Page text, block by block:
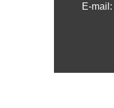
E-mail: